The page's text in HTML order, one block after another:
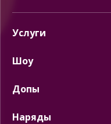
Услуги
Шоу
Допы
Наряды